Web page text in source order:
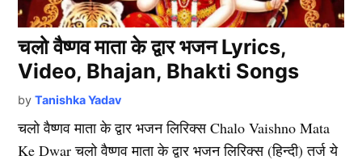
चलो वैष्णव माता के द्वार भजन Lyrics,
Video, Bhajan, Bhakti Songs
by Tanishka Yadav
चलो वैष्णव माता के द्वार भजन लिरिक्स Chalo Vaishno Mata
Ke Dwar चलो वैष्णव माता के द्वार भजन लिरिक्स (हिन्दी) तर्ज ये